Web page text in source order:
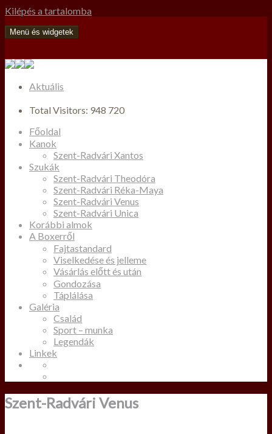
Kilépés a tartalomba
Menü és widgetek
Aktuális
Total Visitors: 948 720
Főoldal
Kanok
Szent-Radvári Xantos
Szukák
Szent-Radvári Theodóra
Szent-Radvári Réka-Maya
Szent-Radvári Venus
Szent-Radvári Unica
Korábbi almok
A Boxerről
Fajtastandard
Viselkedése és jelleme
Vásárlás előtt és után
Gondozása
Táplálása
Galéria
Család
Sport – munka
Legendák
Linkek
Szent-Radvári Venus